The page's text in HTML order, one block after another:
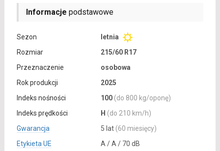
Informacje podstawowe
Sezon
letnia
Rozmiar
215/60 R17
Przeznaczenie
osobowa
Rok produkcji
2025
Indeks nośności
100 (do 800 kg/oponę)
Indeks prędkości
H (do 210 km/h)
Gwarancja
5 lat (60 miesięcy)
Etykieta UE
A / A / 70 dB